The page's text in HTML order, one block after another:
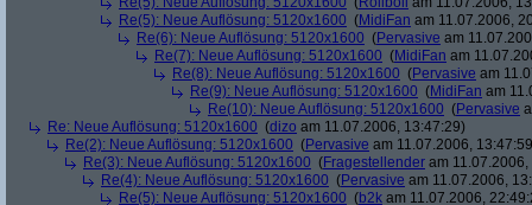
Re(5): Neue Auflösung: 5120x1600 (MidiFan am 11.07.2006,
Re(6): Neue Auflösung: 5120x1600 (Pervasive am
Re(7): Neue Auflösung: 5120x1600 (MidiFan am
Re(8): Neue Auflösung: 5120x1600 (Pervasive am
Re(9): Neue Auflösung: 5120x1600 (MidiFan am
Re(10): Neue Auflösung: 5120x1600 (Pervasive
Re: Neue Auflösung: 5120x1600 (dizo am 11.07.2006, 13:47:29)
Re(2): Neue Auflösung: 5120x1600 (Pervasive am 11.07.2006,
Re(3): Neue Auflösung: 5120x1600 (Fragestellender am
Re(4): Neue Auflösung: 5120x1600 (Pervasive am 11.07.2006,
Re(5): Neue Auflösung: 5120x1600 (b2k am 11.07.2006,